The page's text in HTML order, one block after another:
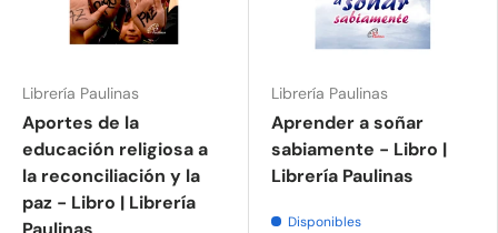
Librería Paulinas
Aportes de la
educación religiosa a
la reconciliación y la
paz - Libro | Librería
Librería Paulinas
Aprender a soñar
sabiamente - Libro |
Librería Paulinas
Disponibles